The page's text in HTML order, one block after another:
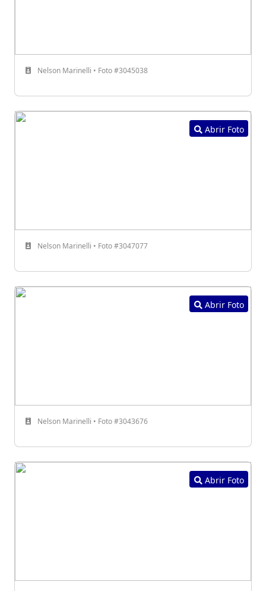
Nelson Marinelli • Foto #3045038
Abrir Foto
Nelson Marinelli • Foto #3047077
Abrir Foto
Nelson Marinelli • Foto #3043676
Abrir Foto